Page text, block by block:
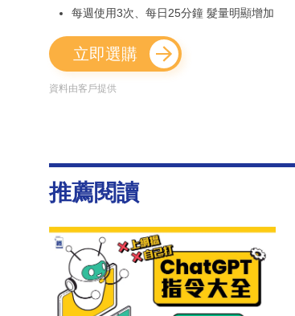
每週使用3次、每日25分鐘 髮量明顯增加
立即選購
資料由客戶提供
推薦閱讀